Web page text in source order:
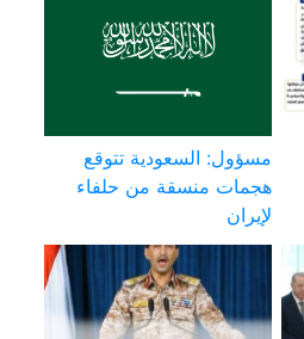
مسؤول: السعودية تتوقع
هجمات منسقة من حلفاء
لإيران